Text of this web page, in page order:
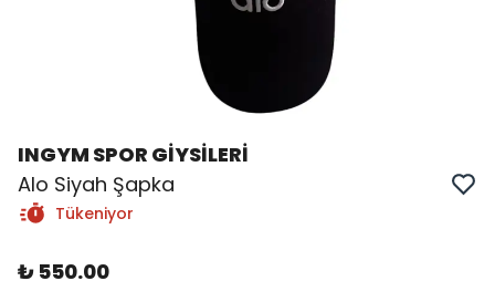
INGYM SPOR GİYSİLERİ
Alo Siyah Şapka
Tükeniyor
₺ 550.00